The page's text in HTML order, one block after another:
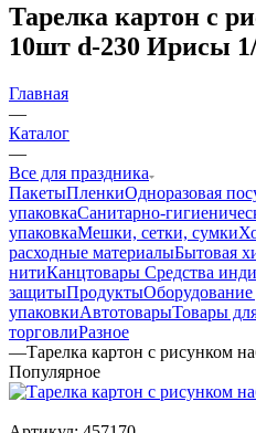
Тарелка картон с
10шт d-230 Ирисы
Главная
—
Каталог
—
Все для праздника
ПакетыПленкиОдноразовая
упаковкаСанитарно-
упаковкаМешки, сетки, сумки
расходные материалыБытовая
нитиКанцтовары Средства
защитыПродуктыОборудование
упаковкиАвтотоварыТовары
торговлиРазное
—Тарелка картон с рисунком
Популярное